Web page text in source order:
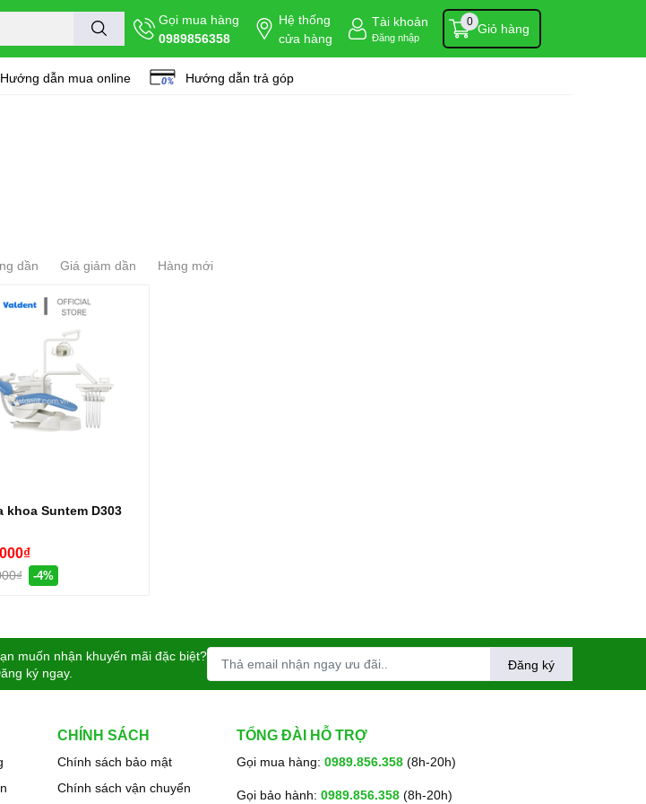
Gọi mua hàng
0989856358
Hệ thống
cửa hàng
Tài khoản
Đăng nhập
Giỏ hàng
0
Hướng dẫn mua online Hướng dẫn trả góp
dần Giá giảm dần Hàng mới
khoa Suntem D303
-4%
muốn nhận khuyến mãi đặc biệt?
ký ngay.
Đăng ký
CHÍNH SÁCH
Chính sách bảo mật
Chính sách vận chuyển
TỔNG ĐÀI HỖ TRỢ
Gọi mua hàng: 0989.856.358 (8h-20h)
Gọi bảo hành: 0989.856.358 (8h-20h)